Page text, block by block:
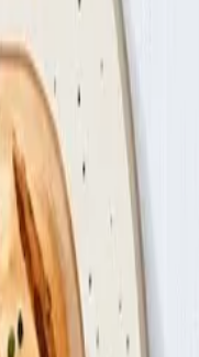
сохранить